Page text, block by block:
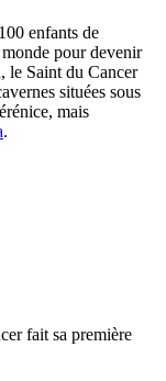
enfants de
pour devenir
le Saint du Cancer
situées sous
mais
.
fait sa première